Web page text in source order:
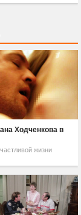
Ходченкова в
жизни